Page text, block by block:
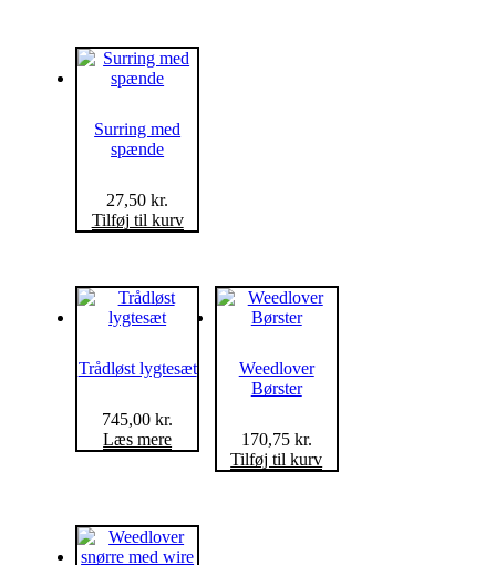
Surring med
spænde
27,50kr.
Tilføj til kurv
Trådløst lygtesæt
745,00kr.
Læs mere
Weedlover
Børster
170,75 kr.
Tilføj til kurv